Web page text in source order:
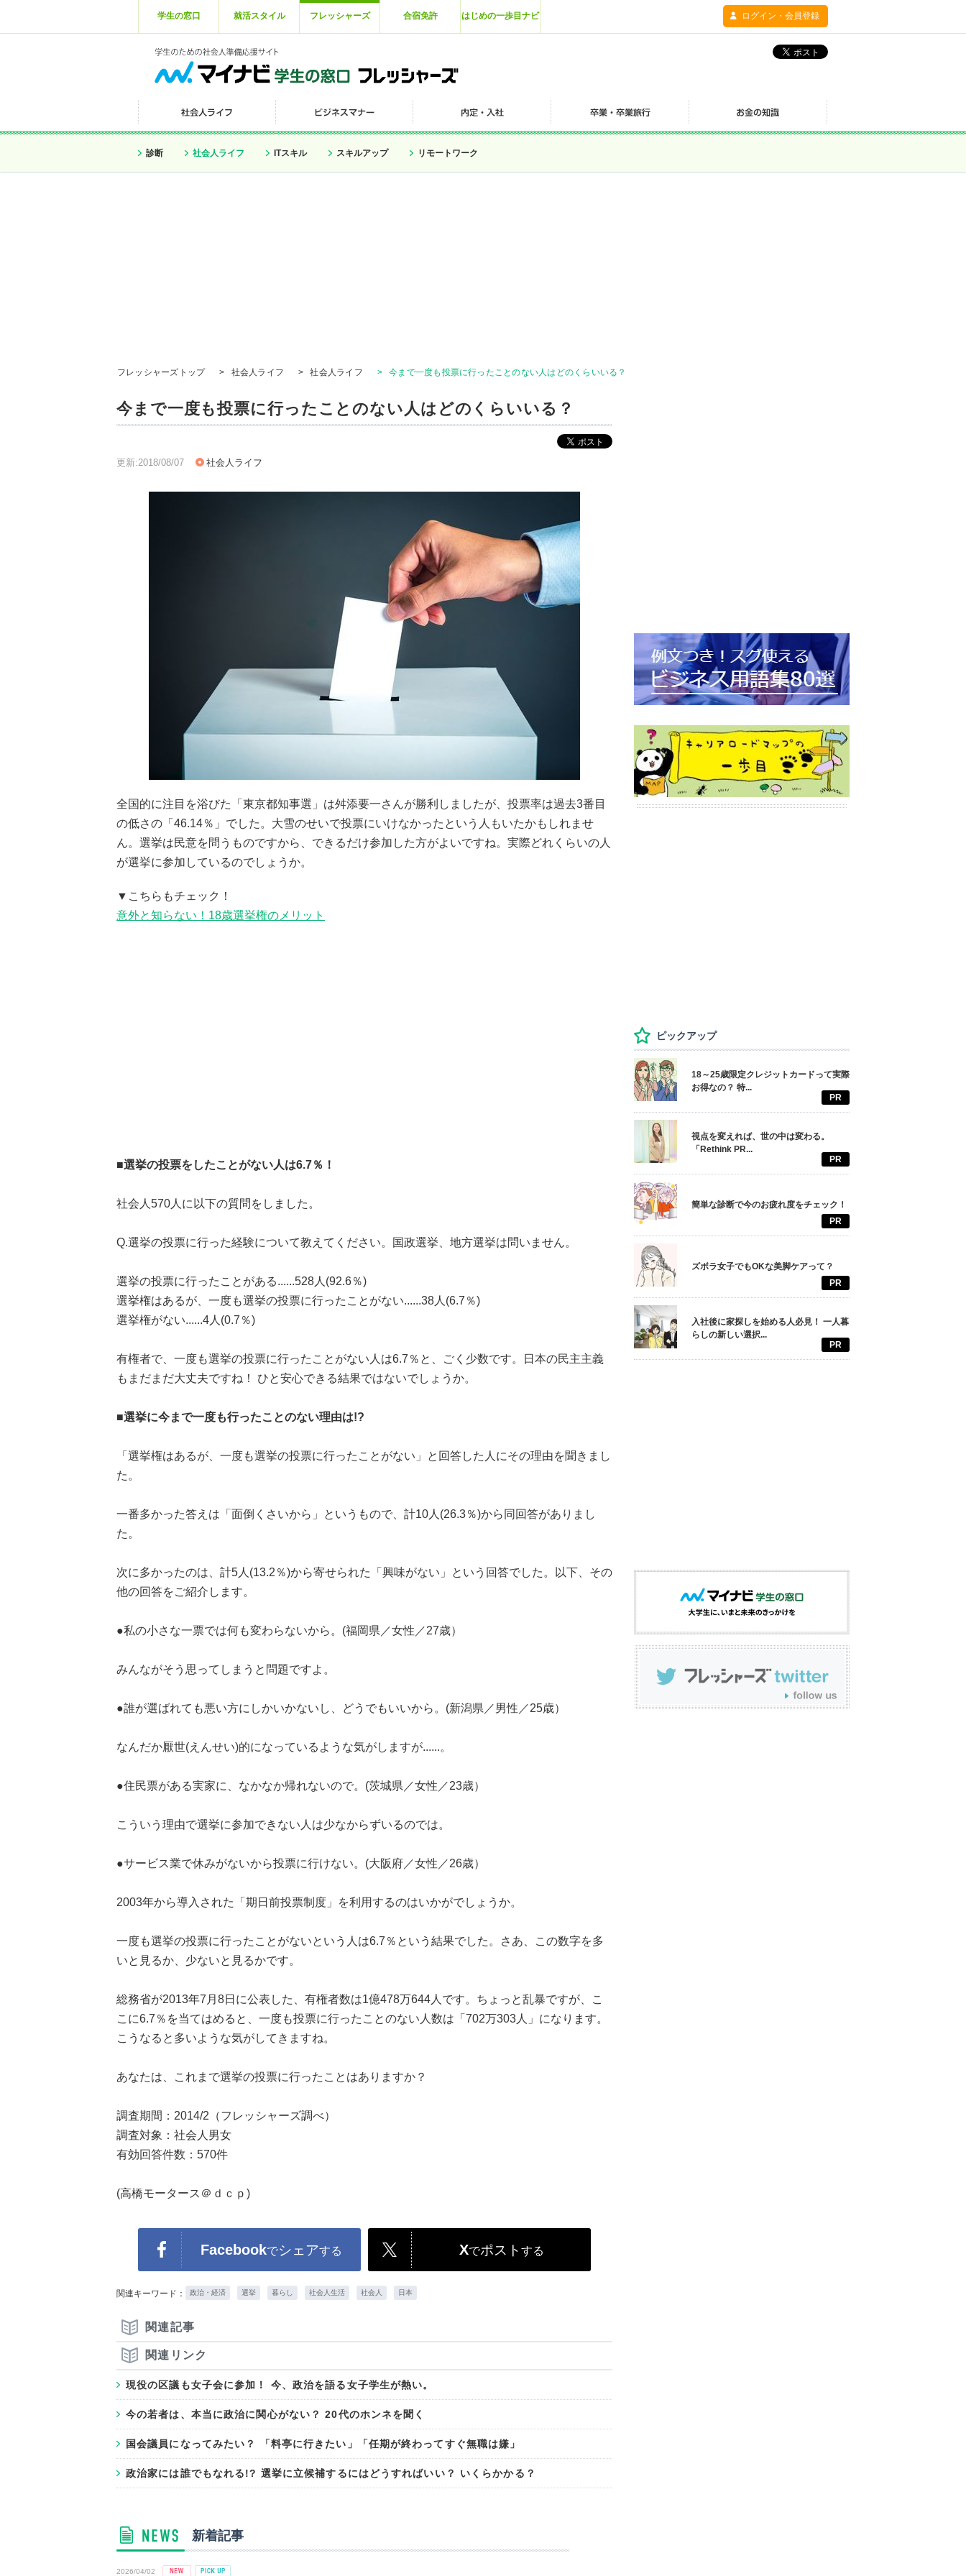
学生の窓口 就活スタイル フレッシャーズ 合宿免許 はじめの一歩目ナビ ログイン・会員登録
診断 社会人ライフ ITスキル スキルアップ リモートワーク
フレッシャーズトップ > 社会人ライフ > 社会人ライフ > 今まで一度も投票に行ったことのない人はどのくらいいる？
今まで一度も投票に行ったことのない人はどのくらいいる？
更新:2018/08/07 社会人ライフ
全国的に注目を浴びた「東京都知事選」は舛添要一さんが勝利しましたが、投票率は過去3番目
の低さの「46.14％」でした。大雪のせいで投票にいけなかったという人もいたかもしれませ
ん。選挙は民意を問うものですから、できるだけ参加した方がよいですね。実際どれくらいの人
が選挙に参加しているのでしょうか。
▼こちらもチェック！
意外と知らない！18歳選挙権のメリット
■選挙の投票をしたことがない人は6.7％！
社会人570人に以下の質問をしました。
Q.選挙の投票に行った経験について教えてください。国政選挙、地方選挙は問いません。
選挙の投票に行ったことがある......528人(92.6％)
選挙権はあるが、一度も選挙の投票に行ったことがない......38人(6.7％)
選挙権がない......4人(0.7％)
有権者で、一度も選挙の投票に行ったことがない人は6.7％と、ごく少数です。日本の民主主義
もまだまだ大丈夫ですね！ ひと安心できる結果ではないでしょうか。
■選挙に今まで一度も行ったことのない理由は!?
「選挙権はあるが、一度も選挙の投票に行ったことがない」と回答した人にその理由を聞きまし
た。
一番多かった答えは「面倒くさいから」というもので、計10人(26.3％)から同回答がありまし
た。
次に多かったのは、計5人(13.2％)から寄せられた「興味がない」という回答でした。以下、その
他の回答をご紹介します。
●私の小さな一票では何も変わらないから。(福岡県／女性／27歳）
みんながそう思ってしまうと問題ですよ。
●誰が選ばれても悪い方にしかいかないし、どうでもいいから。(新潟県／男性／25歳）
なんだか厭世(えんせい)的になっているような気がしますが......。
●住民票がある実家に、なかなか帰れないので。(茨城県／女性／23歳）
こういう理由で選挙に参加できない人は少なからずいるのでは。
●サービス業で休みがないから投票に行けない。(大阪府／女性／26歳）
2003年から導入された「期日前投票制度」を利用するのはいかがでしょうか。
一度も選挙の投票に行ったことがないという人は6.7％という結果でした。さあ、この数字を多
いと見るか、少ないと見るかです。
総務省が2013年7月8日に公表した、有権者数は1億478万644人です。ちょっと乱暴ですが、こ
こに6.7％を当てはめると、一度も投票に行ったことのない人数は「702万303人」になります。
こうなると多いような気がしてきますね。
あなたは、これまで選挙の投票に行ったことはありますか？
調査期間：2014/2（フレッシャーズ調べ）
調査対象：社会人男女
有効回答件数：570件
(高橋モータース＠ｄｃｐ)
Facebookでシェアする Xでポスト する
関連キーワード： 政治・経済 選挙 暮らし 社会人生活 社会人 日本
関連記事
関連リンク
現役の区議も女子会に参加！ 今、政治を語る女子学生が熱い。
今の若者は、本当に政治に関心がない？ 20代のホンネを聞く
国会議員になってみたい？ 「料亭に行きたい」「任期が終わってすぐ無職は嫌」
政治家には誰でもなれる!? 選挙に立候補するにはどうすればいい？ いくらかかる？
新着記事
2026/04/02
ピックアップ
18～25歳限定クレジットカードって実際
お得なの？ 特...
PR
視点を変えれば、世の中は変わる。
「Rethink PR...
PR
簡単な診断で今のお疲れ度をチェック！
PR
ズボラ女子でもOKな美脚ケアって？
PR
入社後に家探しを始める人必見！ 一人暮
らしの新しい選択...
PR